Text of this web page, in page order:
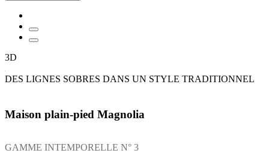
3D
DES LIGNES SOBRES DANS UN STYLE TRADITIONNEL
Maison plain-pied Magnolia
GAMME INTEMPORELLE N° 3